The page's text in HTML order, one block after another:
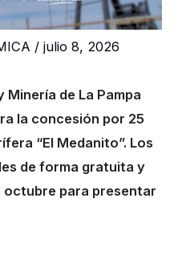
/ julio 8, 2026
Minería de La Pampa
la concesión por 25
“El Medanito”. Los
de forma gratuita y
octubre para presentar